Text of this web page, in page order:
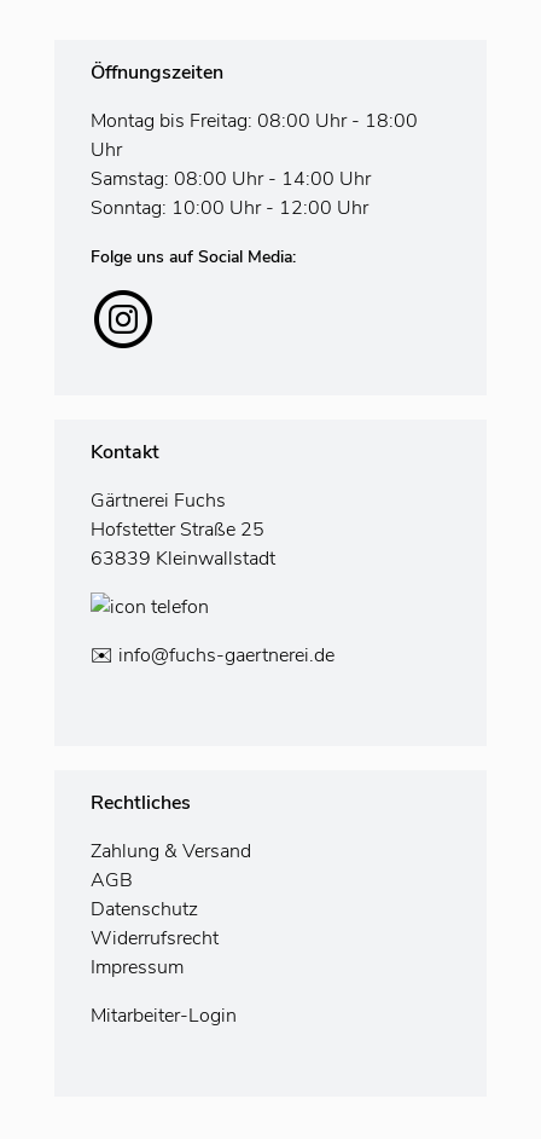
Öffnungszeiten
Montag bis Freitag: 08:00 Uhr - 18:00
Uhr
Samstag: 08:00 Uhr - 14:00 Uhr
Sonntag: 10:00 Uhr - 12:00 Uhr
Folge uns auf Social Media:
Kontakt
Gärtnerei Fuchs
Hofstetter Straße 25
63839 Kleinwallstadt
✉️ info@fuchs-gaertnerei.de
Rechtliches
Zahlung & Versand
AGB
Datenschutz
Widerrufsrecht
Impressum
Mitarbeiter-Login